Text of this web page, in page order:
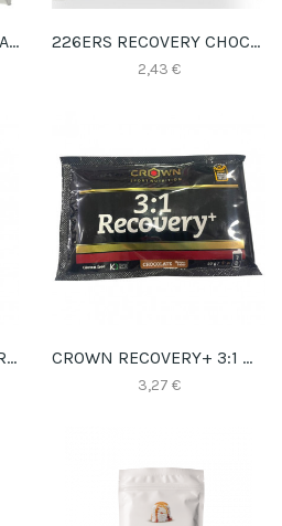
226ERS RECOVERY FRESA MONODOSIS 226ERS RECOVERY CHOCOLATE MONODOSIS
2,43 €
CROWN 3:1 PRO RECOVERY ST VAINILLA 590GR CROWN RECOVERY+ 3:1 MONODOSIS
3,27 €